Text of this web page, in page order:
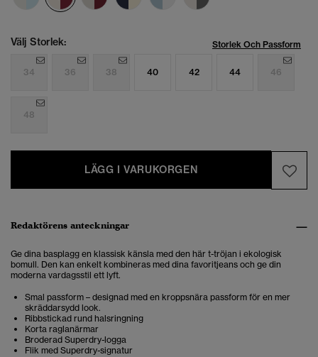
Välj Storlek: Storlek Och Passform
34 36 38 40 42 44 46
48
LÄGG I VARUKORGEN
Redaktörens anteckningar
Ge dina basplagg en klassisk känsla med den här t-tröjan i ekologisk
bomull. Den kan enkelt kombineras med dina favoritjeans och ge din
moderna vardagsstil ett lyft.
Smal passform – designad med en kroppsnära passform för en mer
skräddarsydd look.
Ribbstickad rund halsringning
Korta raglanärmar
Broderad Superdry-logga
Flik med Superdry-signatur